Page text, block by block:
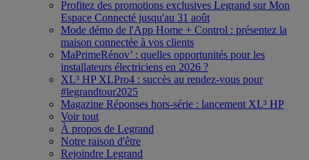
Profitez des promotions exclusives Legrand sur Mon
Espace Connecté jusqu'au 31 août
Mode démo de l'App Home + Control : présentez la
maison connectée à vos clients
MaPrimeRénov’ : quelles opportunités pour les
installateurs électriciens en 2026 ?
XL³ HP XLPro4 : succès au rendez-vous pour
#legrandtour2025
Magazine Réponses hors-série : lancement XL³ HP
Voir tout
À propos de Legrand
Notre raison d'être
Rejoindre Legrand